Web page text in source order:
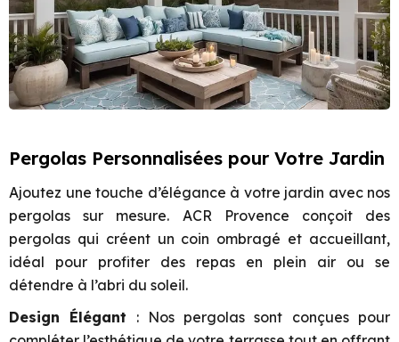
Pergolas Personnalisées pour Votre Jardin
Ajoutez une touche d’élégance à votre jardin avec nos
pergolas sur mesure. ACR Provence conçoit des
pergolas qui créent un coin ombragé et accueillant,
idéal pour profiter des repas en plein air ou se
détendre à l’abri du soleil.
Design Élégant : Nos pergolas sont conçues pour